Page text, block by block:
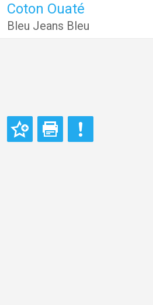
Coton Ouaté
Bleu Jeans Bleu